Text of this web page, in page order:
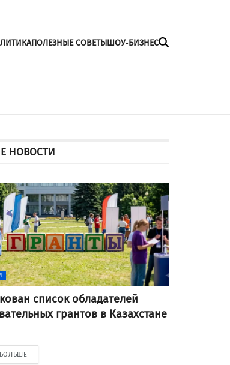
ПОЛЕЗНЫЕ СОВЕТЫШОУ-БИЗНЕС
НОВОСТИ
список обладателей
грантов в Казахстане